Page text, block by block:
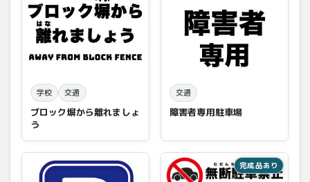
学校 交通
ブロック塀から離れましょ
う
交通
障害者専用駐車場
完成品あり